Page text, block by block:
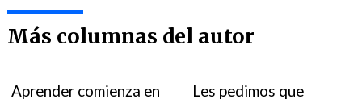
Más columnas del autor
Aprender comienza en
Les pedimos que